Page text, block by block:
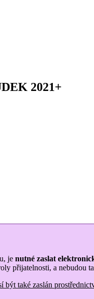
2021+
je nutné zaslat
přijatelnosti, a nebudou
být také zaslán